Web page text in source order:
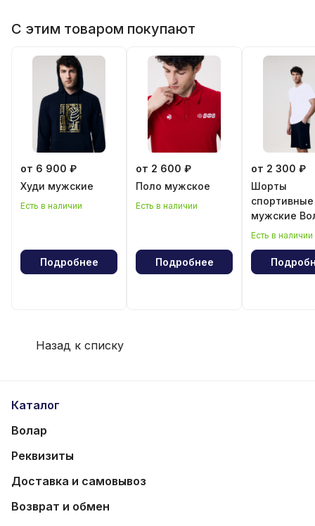
С этим товаром покупают
от 6 900 ₽
Худи мужские
Есть в наличии
Подробнее
от 2 600 ₽
Поло мужское
Есть в наличии
Подробнее
от 2 300 ₽
Шорты
спортивные
мужские
Есть в наличии
Назад к списку
Каталог
Волар
Реквизиты
Доставка и самовывоз
Возврат и обмен